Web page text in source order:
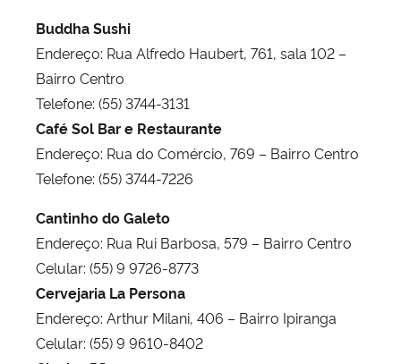
Buddha Sushi
Endereço: Rua Alfredo Haubert, 761, sala 102 –
Bairro Centro
Telefone: (55) 3744-3131
Café Sol Bar e Restaurante
Endereço: Rua do Comércio, 769 – Bairro Centro
Telefone: (55) 3744-7226
Cantinho do Galeto
Endereço: Rua Rui Barbosa, 579 – Bairro Centro
Celular: (55) 9 9726-8773
Cervejaria La Persona
Endereço: Arthur Milani, 406 – Bairro Ipiranga
Celular: (55) 9 9610-8402